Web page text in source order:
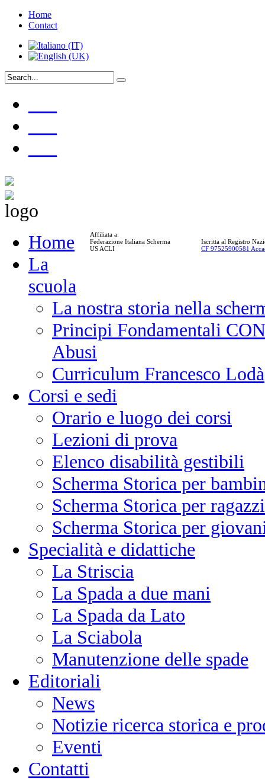
Home
Contact
Affiliata a:
Federazione Italiana Scherma
US ACLI
Iscritta al Registro
CF 97525900581
Home
La
scuola
La nostra storia nella
Principi Fondamentali
Abusi
Curriculum Francesco Lodà
Corsi e sedi
Orario e luogo dei corsi
Lezioni di prova
Elenco disabilità gestibili
Scherma Storica per
Scherma Storica per ragazzi
Scherma Storica per
Specialità e didattiche
La Striscia
La Spada a due mani
La Spada da Lato
La Sciabola
Manutenzione delle spade
Editoriali
News
Notizie ricerca storica e
Eventi
Contatti